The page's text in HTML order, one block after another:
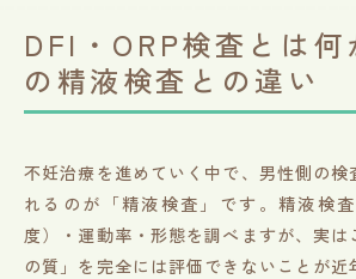
DFI・ORP検査とは何
の精液検査との違い
不妊治療を進めていく中で、男性側の検
れるのが「精液検査」です。精液検
度）・運動率・形態を調べますが、実は
の質」を完全には評価できないことが近